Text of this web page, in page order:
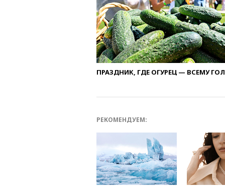
ПРАЗДНИК, ГДЕ ОГУРЕЦ — ВСЕМУ
РЕКОМЕНДУЕМ: